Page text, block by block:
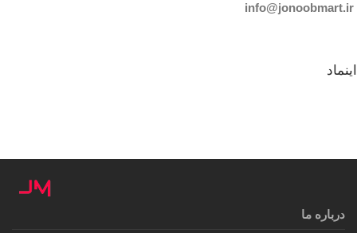
info@jonoobmart.ir
اینماد
درباره ما